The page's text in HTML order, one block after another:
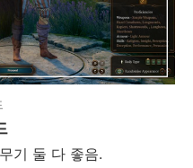
기 둘 다 좋음.